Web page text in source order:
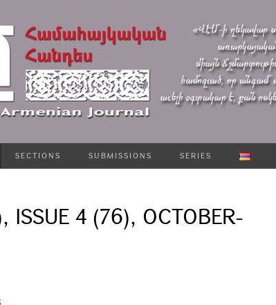
SECTIONS SUBMISSIONS SERIES
ISSUE 4 (76), OCTOBER-